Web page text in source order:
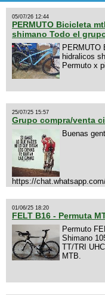
05/07/26 12:44
PERMUTO Bicicleta
shimano Todo el
PERMUTO
hidralicos
Permuto x
25/07/25 15:57
Grupo compra/venta
Buenas
https://
01/06/25 18:20
FELT B16 - Permuta
Permuto
Shimano
TT/TRI
MTB.